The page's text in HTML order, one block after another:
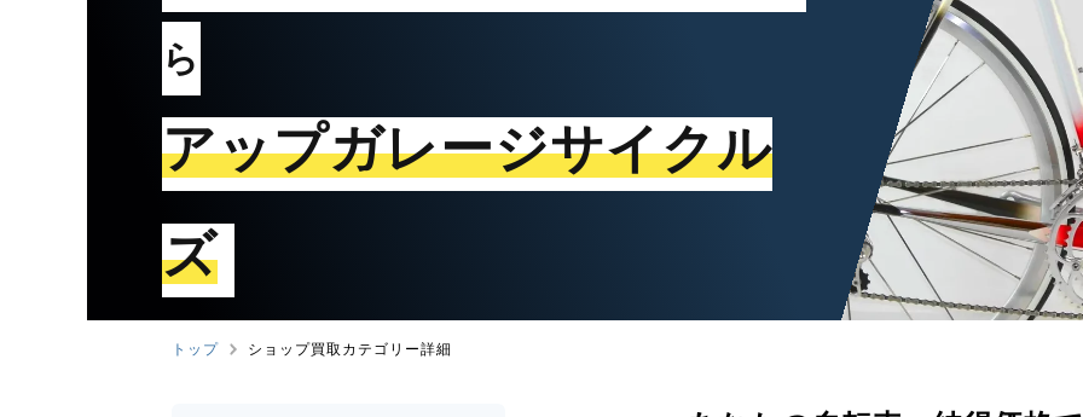
ら
アップガレージサイクル
ズ
トップ ショップ買取カテゴリー詳細